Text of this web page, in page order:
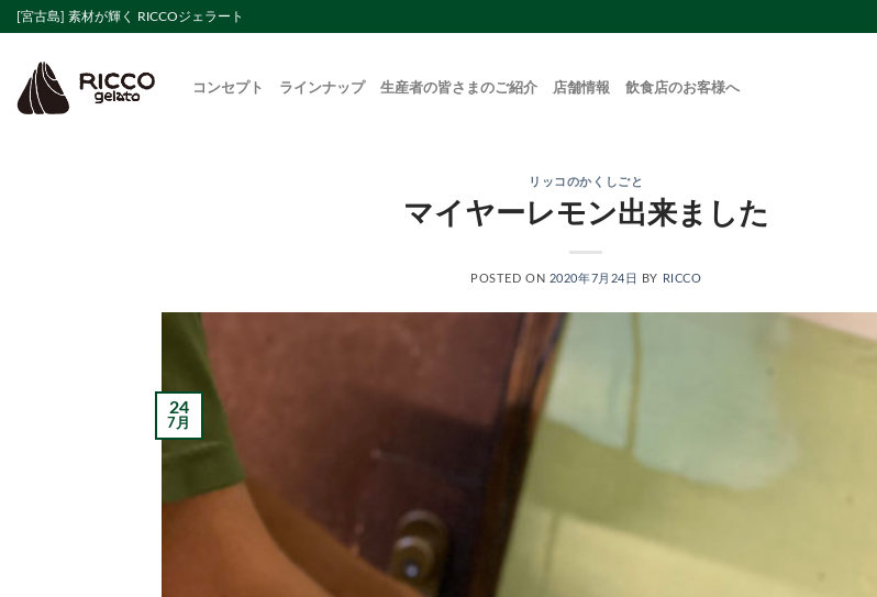
Skip
content
[宮古島] 素材が輝く RICCOジェラート
コンセプト ラインナップ 生産者の皆さまのご紹介 店舗情報 飲食店のお客様へ
リッコのかくしごと
マイヤーレモン出来ました
POSTED ON 2020年7月24日 BY RICCO
24
7月